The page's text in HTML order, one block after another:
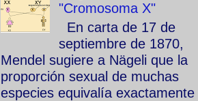
"Cromosoma X"
En carta de 17 de
septiembre de 1870,
Mendel sugiere a Nägeli que la
proporción sexual de muchas
especies equivalía exactamente